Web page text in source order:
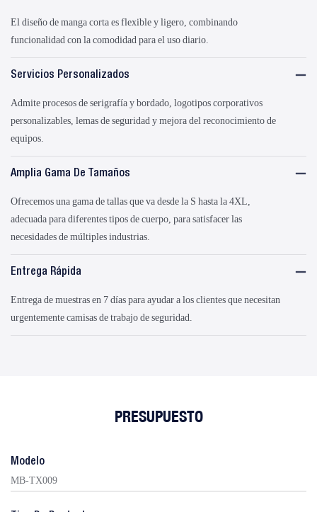
El diseño de manga corta es flexible y ligero, combinando
funcionalidad con la comodidad para el uso diario.
Servicios Personalizados
Admite procesos de serigrafía y bordado, logotipos corporativos
personalizables, lemas de seguridad y mejora del reconocimiento de
equipos.
Amplia Gama De Tamaños
Ofrecemos una gama de tallas que va desde la S hasta la 4XL,
adecuada para diferentes tipos de cuerpo, para satisfacer las
necesidades de múltiples industrias.
Entrega Rápida
Entrega de muestras en 7 días para ayudar a los clientes que necesitan
urgentemente camisas de trabajo de seguridad.
PRESUPUESTO
Modelo
MB-TX009